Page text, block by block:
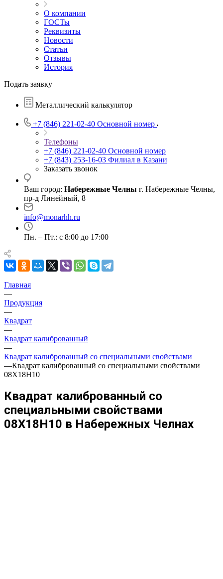
О компании
ГОСТы
Реквизиты
Новости
Статьи
Отзывы
История
Подать заявку
Металлический калькулятор
+7 (846) 221-02-40 Основной номер
Телефоны
+7 (846) 221-02-40 Основной номер
+7 (843) 253-16-03 Филиал в Казани
Заказать звонок
Ваш город: Набережные Челны г. Набережные Челны,
пр-д Линейный, 8
info@monarhh.ru
Пн. – Пт.: с 8:00 до 17:00
Главная
—
Продукция
—
Квадрат
—
Квадрат калиброванный
—
Квадрат калиброванный со специальными свойствами
—Квадрат калиброванный со специальными свойствами
08Х18Н10
Квадрат калиброванный со
специальными свойствами
08Х18Н10 в Набережных Челнах